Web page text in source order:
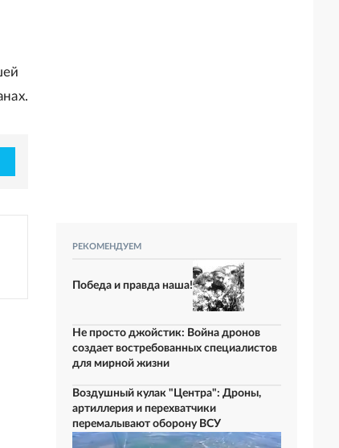
РЕКОМЕНДУЕМ
Победа и правда наша!
Не просто джойстик: Война дронов
создает востребованных специалистов
для мирной жизни
Воздушный кулак "Центра": Дроны,
артиллерия и перехватчики
перемалывают оборону ВСУ